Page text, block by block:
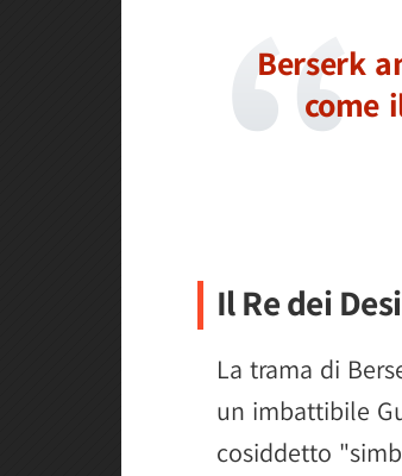
Berserk
come
Il Re dei
La trama di
un imbattibile
cosiddetto